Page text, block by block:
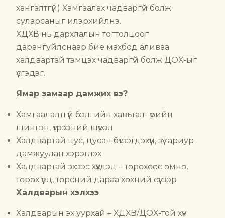
хангалтгүй) Хамгаалах чадваргүй болж
суларсаныг илэрхийлнэ.
ХДХВ нь дархлалын тогтолцоог
дарангуйлснаар бие махбод аливаа
халдвартай тэмцэх чадваргүй болж ДОХ-ыг
үүсгэдэг.
Ямар замаар дамжих вэ?
Хамгаалалтгүй бэлгийн хавьтал- үрийн
шингэн, үтрээний шүүрэл
Халдвартай цус, цусан бүтээгдэхүүн, зүү тариур
дамжуулан хэрэглэх
Халдвартай эхээс хүүхдэд – төрөхөөс өмнө,
төрөх үед, төрсний дараа хөхний сүүгээр
Халдварын хэлхээ
Халдварын эх уурхай – ХДХВ/ДОХ-той хүн